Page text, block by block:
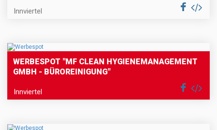
Innviertel
WERBESPOT "MF CLEAN HYGIENEMANAGEMENT
GMBH - BÜROREINIGUNG"
Innviertel